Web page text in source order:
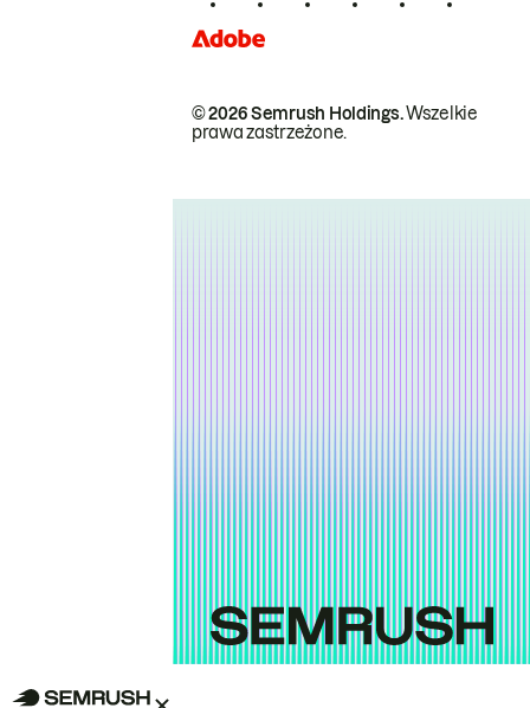
© 2026 Semrush Holdings.Wszelkie
prawa zastrzeżone.